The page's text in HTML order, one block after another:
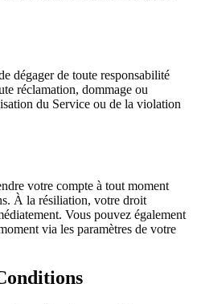
dégager de toute responsabilité
réclamation, dommage ou
du Service ou de la violation
votre compte à tout moment
À la résiliation, votre droit
Vous pouvez également
via les paramètres de votre